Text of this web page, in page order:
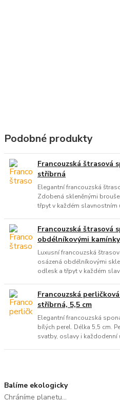
Podobné produkty
Francouzská štrasová
stříbrná
Elegantní francouzská
Zdobená skleněnými
třpyt v každém slavnostním
Francouzská štrasová
obdélníkovými kamínky
Luxusní francouzská
osázená obdélníkovými
odlesk a třpyt v každém
Francouzská
stříbrná, 5,5 cm
Elegantní francouzská
bílých perel. Délka 5,5 cm.
svatby, oslavy i každodenní
Balíme ekologicky
Chráníme planetu...